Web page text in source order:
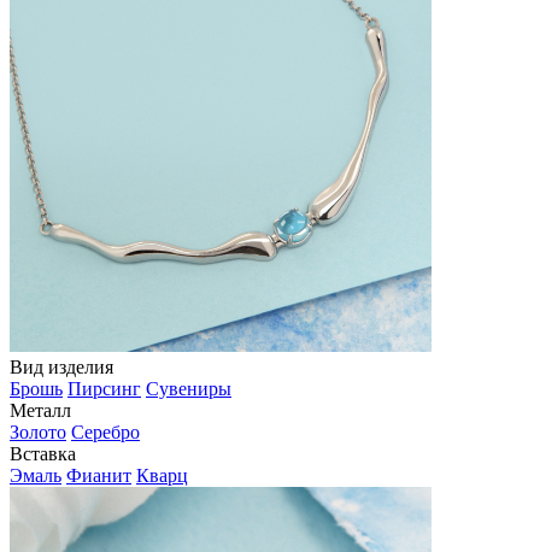
Вид изделия
Брошь Пирсинг Сувениры
Металл
Золото Серебро
Вставка
Эмаль Фианит Кварц